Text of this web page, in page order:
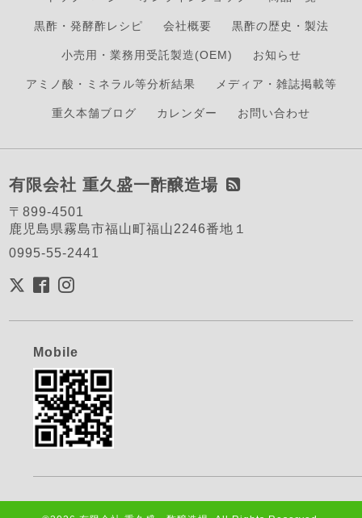
黒酢・発酵酢レシピ 会社概要 黒酢の歴史・製法
小売用・業務用受託製造(OEM) お知らせ
アミノ酸・ミネラル等分析結果 メディア・雑誌掲載等
重久本舗ブログ カレンダー お問い合わせ
有限会社 重久盛一酢醸造場
〒899-4501
鹿児島県霧島市福山町福山2246番地１
0995-55-2441
Mobile